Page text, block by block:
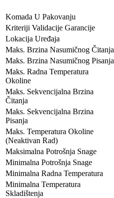
Komada U Pakovanju
Kriteriji Validacije Garancije
Lokacija Uređaja
Maks. Brzina Nasumičnog Čitanja
Maks. Brzina Nasumičnog Pisanja
Maks. Radna Temperatura
Okoline
Maks. Sekvencijalna Brzina
Čitanja
Maks. Sekvencijalna Brzina
Pisanja
Maks. Temperatura Okoline
(Neaktivan Rad)
Maksimalna Potrošnja Snage
Minimalna Potrošnja Snage
Minimalna Radna Temperatura
Minimalna Temperatura
Skladištenja